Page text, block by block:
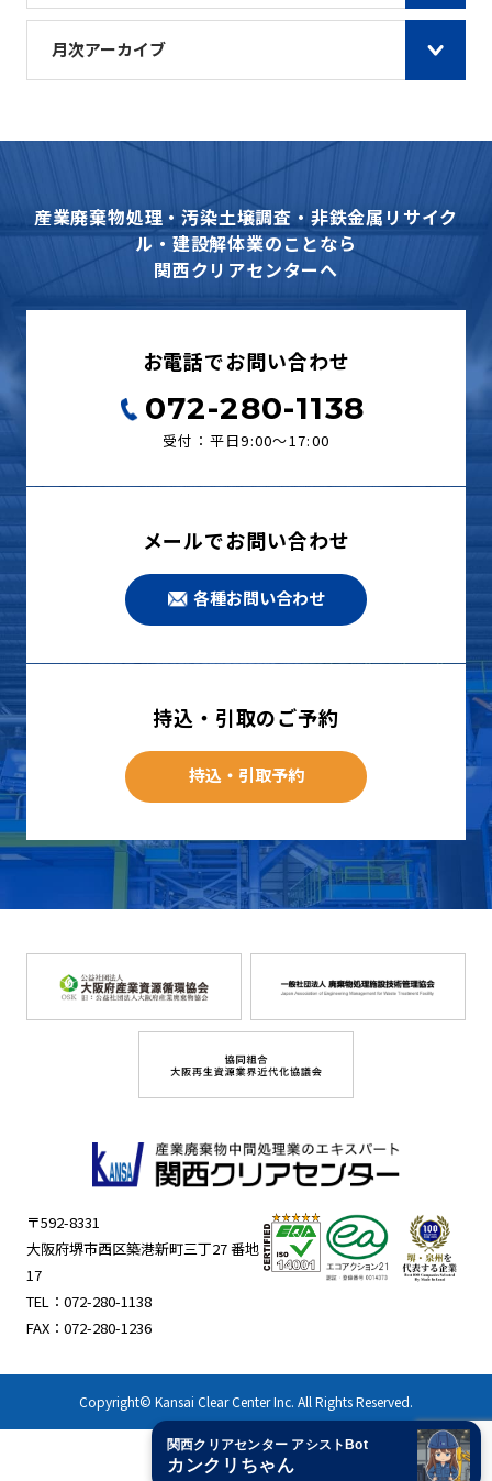
月次アーカイブ
産業廃棄物処理・汚染土壌調査・非鉄金属リサイク
ル・建設解体業のことなら
関西クリアセンターへ
お電話でお問い合わせ
072-280-1138
受付：平日9:00〜17:00
メールでお問い合わせ
各種お問い合わせ
持込・引取のご予約
持込・引取予約
〒592-8331
大阪府堺市西区築港新町三丁27 番地
17
TEL： 072-280-1138
FAX：072-280-1236
Copyright© Kansai Clear Center Inc. All Rights Reserved.